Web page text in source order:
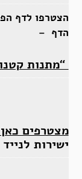
הצטרפו לדף
הדף –
“מתנות
מצטרפים
ישירות